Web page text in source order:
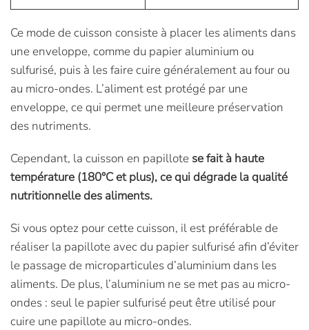
Ce mode de cuisson consiste à placer les aliments dans
une enveloppe, comme du papier aluminium ou
sulfurisé, puis à les faire cuire généralement au four ou
au micro-ondes. L’aliment est protégé par une
enveloppe, ce qui permet une meilleure préservation
des nutriments.
Cependant, la cuisson en papillote se fait à haute
température (180°C et plus), ce qui dégrade la qualité
nutritionnelle des aliments.
Si vous optez pour cette cuisson, il est préférable de
réaliser la papillote avec du papier sulfurisé afin d’éviter
le passage de microparticules d’aluminium dans les
aliments. De plus, l’aluminium ne se met pas au micro-
ondes : seul le papier sulfurisé peut être utilisé pour
cuire une papillote au micro-ondes.